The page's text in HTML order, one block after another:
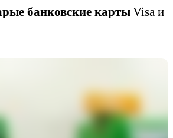
банковские картыVisa и